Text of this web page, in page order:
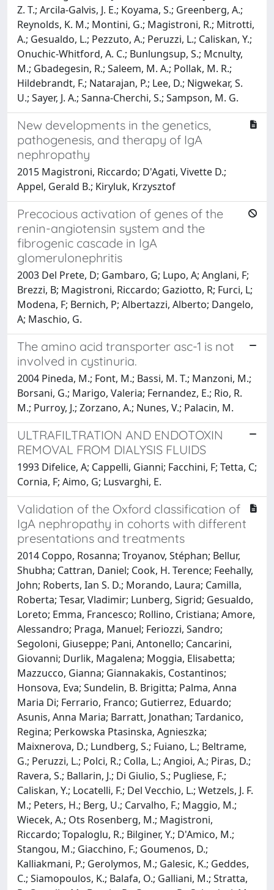
Z. T.; Arcila-Galvis, J. E.; Koyama, S.; Greenberg, A.;
Reynolds, K. M.; Montini, G.; Magistroni, R.; Mitrotti,
A.; Gesualdo, L.; Pezzuto, A.; Peruzzi, L.; Caliskan, Y.;
Onuchic-Whitford, A. C.; Bunlungsup, S.; Mcnulty,
M.; Gbadegesin, R.; Saleem, M. A.; Pollak, M. R.;
Hildebrandt, F.; Natarajan, P.; Lee, D.; Nigwekar, S.
U.; Sayer, J. A.; Sanna-Cherchi, S.; Sampson, M. G.
New developments in the genetics,
pathogenesis, and therapy of IgA
nephropathy
2015 Magistroni, Riccardo; D'Agati, Vivette D.;
Appel, Gerald B.; Kiryluk, Krzysztof
Precocious activation of genes of the
renin-angiotensin system and the
fibrogenic cascade in IgA
glomerulonephritis
2003 Del Prete, D; Gambaro, G; Lupo, A; Anglani, F;
Brezzi, B; Magistroni, Riccardo; Gaziotto, R; Furci, L;
Modena, F; Bernich, P; Albertazzi, Alberto; Dangelo,
A; Maschio, G.
The amino acid transporter asc-1 is not
involved in cystinuria.
2004 Pineda, M.; Font, M.; Bassi, M. T.; Manzoni, M.;
Borsani, G.; Marigo, Valeria; Fernandez, E.; Rio, R.
M.; Purroy, J.; Zorzano, A.; Nunes, V.; Palacin, M.
ULTRAFILTRATION AND ENDOTOXIN
REMOVAL FROM DIALYSIS FLUIDS
1993 Difelice, A; Cappelli, Gianni; Facchini, F; Tetta, C;
Cornia, F; Aimo, G; Lusvarghi, E.
Validation of the Oxford classification of
IgA nephropathy in cohorts with different
presentations and treatments
2014 Coppo, Rosanna; Troyanov, Stéphan; Bellur,
Shubha; Cattran, Daniel; Cook, H. Terence; Feehally,
John; Roberts, Ian S. D.; Morando, Laura; Camilla,
Roberta; Tesar, Vladimir; Lunberg, Sigrid; Gesualdo,
Loreto; Emma, Francesco; Rollino, Cristiana; Amore,
Alessandro; Praga, Manuel; Feriozzi, Sandro;
Segoloni, Giuseppe; Pani, Antonello; Cancarini,
Giovanni; Durlik, Magalena; Moggia, Elisabetta;
Mazzucco, Gianna; Giannakakis, Costantinos;
Honsova, Eva; Sundelin, B. Brigitta; Palma, Anna
Maria Di; Ferrario, Franco; Gutierrez, Eduardo;
Asunis, Anna Maria; Barratt, Jonathan; Tardanico,
Regina; Perkowska Ptasinska, Agnieszka;
Maixnerova, D.; Lundberg, S.; Fuiano, L.; Beltrame,
G.; Peruzzi, L.; Polci, R.; Colla, L.; Angioi, A.; Piras, D.;
Ravera, S.; Ballarin, J.; Di Giulio, S.; Pugliese, F.;
Caliskan, Y.; Locatelli, F.; Del Vecchio, L.; Wetzels, J. F.
M.; Peters, H.; Berg, U.; Carvalho, F.; Maggio, M.;
Wiecek, A.; Ots Rosenberg, M.; Magistroni,
Riccardo; Topaloglu, R.; Bilginer, Y.; D'Amico, M.;
Stangou, M.; Giacchino, F.; Goumenos, D.;
Kalliakmani, P.; Gerolymos, M.; Galesic, K.; Geddes,
C.; Siamopoulos, K.; Balafa, O.; Galliani, M.; Stratta,